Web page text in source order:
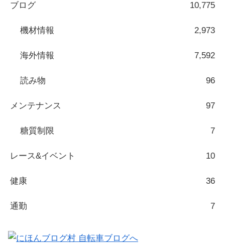
ブログ 10,775
機材情報 2,973
海外情報 7,592
読み物 96
メンテナンス 97
糖質制限 7
レース&イベント 10
健康 36
通勤 7